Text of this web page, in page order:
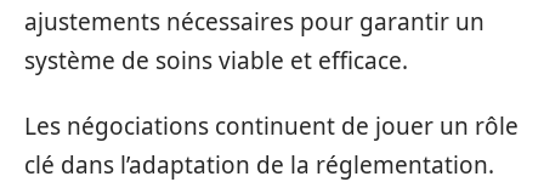
ajustements nécessaires pour garantir un
système de soins viable et efficace.
Les négociations continuent de jouer un rôle
clé dans l’adaptation de la réglementation.